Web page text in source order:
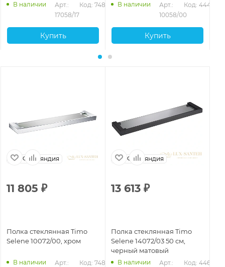
В наличии
Арт.:
17058/17
Код: 74882
Купить
В наличии
Арт.:
10058/00
Код: 44470
Купить
Финляндия
11 805 ₽
Полка стеклянная Timo
Selene 10072/00, хром
В наличии
Арт.:
Код: 74893
Финляндия
13 613 ₽
Полка стеклянная Timo
Selene 14072/03 50 см,
черный матовый
В наличии
Арт.:
Код: 44663